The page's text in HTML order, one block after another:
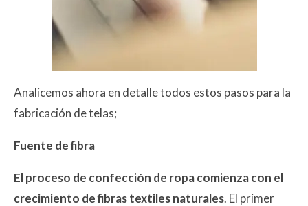
Analicemos ahora en detalle todos estos pasos para la
fabricación de telas;
Fuente de fibra
El proceso de confección de ropa comienza con el
crecimiento de fibras textiles naturales. El primer